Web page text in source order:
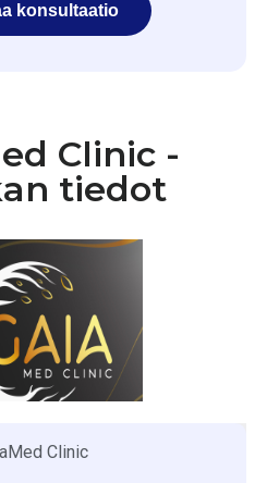
konsultaatio
Clinic -
tiedot
Clinic